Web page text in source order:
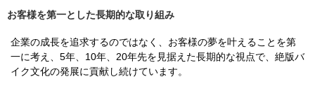
お客様を第一とした長期的な取り組み
企業の成長を追求するのではなく、お客様の夢を叶えることを第
一に考え、5年、10年、20年先を見据えた長期的な視点で、絶版バ
イク文化の発展に貢献し続けています。